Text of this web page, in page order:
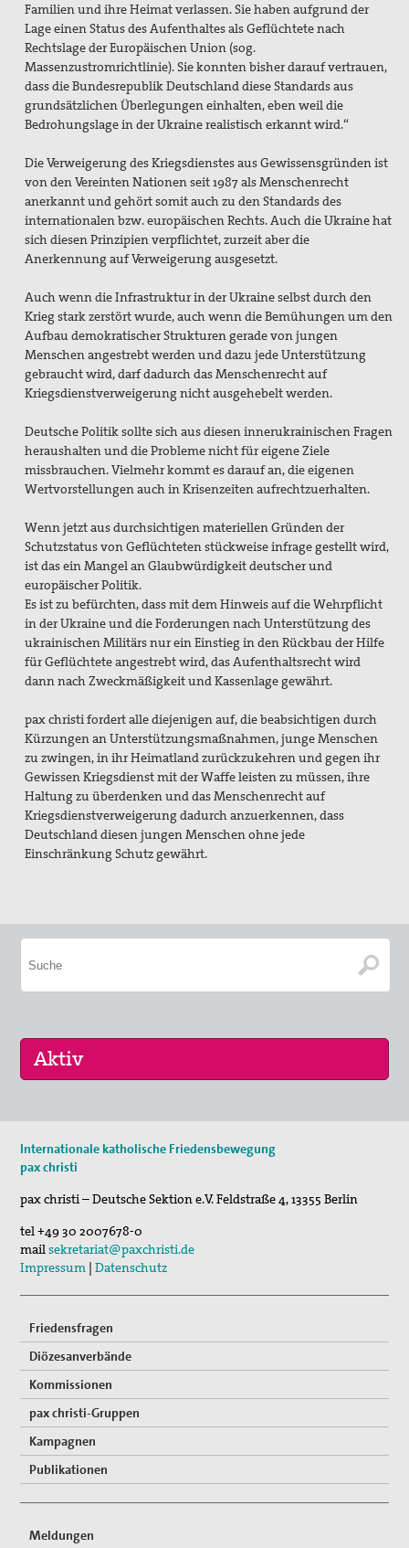
Familien und ihre Heimat verlassen. Sie haben aufgrund der
Lage einen Status des Aufenthaltes als Geflüchtete nach
Rechtslage der Europäischen Union (sog.
Massenzustromrichtlinie). Sie konnten bisher darauf vertrauen,
dass die Bundesrepublik Deutschland diese Standards aus
grundsätzlichen Überlegungen einhalten, eben weil die
Bedrohungslage in der Ukraine realistisch erkannt wird.“
Die Verweigerung des Kriegsdienstes aus Gewissensgründen ist
von den Vereinten Nationen seit 1987 als Menschenrecht
anerkannt und gehört somit auch zu den Standards des
internationalen bzw. europäischen Rechts. Auch die Ukraine hat
sich diesen Prinzipien verpflichtet, zurzeit aber die
Anerkennung auf Verweigerung ausgesetzt.
Auch wenn die Infrastruktur in der Ukraine selbst durch den
Krieg stark zerstört wurde, auch wenn die Bemühungen um den
Aufbau demokratischer Strukturen gerade von jungen
Menschen angestrebt werden und dazu jede Unterstützung
gebraucht wird, darf dadurch das Menschenrecht auf
Kriegsdienstverweigerung nicht ausgehebelt werden.
Deutsche Politik sollte sich aus diesen innerukrainischen Fragen
heraushalten und die Probleme nicht für eigene Ziele
missbrauchen. Vielmehr kommt es darauf an, die eigenen
Wertvorstellungen auch in Krisenzeiten aufrechtzuerhalten.
Wenn jetzt aus durchsichtigen materiellen Gründen der
Schutzstatus von Geflüchteten stückweise infrage gestellt wird,
ist das ein Mangel an Glaubwürdigkeit deutscher und
europäischer Politik.
Es ist zu befürchten, dass mit dem Hinweis auf die Wehrpflicht
in der Ukraine und die Forderungen nach Unterstützung des
ukrainischen Militärs nur ein Einstieg in den Rückbau der Hilfe
für Geflüchtete angestrebt wird, das Aufenthaltsrecht wird
dann nach Zweckmäßigkeit und Kassenlage gewährt.
pax christi fordert alle diejenigen auf, die beabsichtigen durch
Kürzungen an Unterstützungsmaßnahmen, junge Menschen
zu zwingen, in ihr Heimatland zurückzukehren und gegen ihr
Gewissen Kriegsdienst mit der Waffe leisten zu müssen, ihre
Haltung zu überdenken und das Menschenrecht auf
Kriegsdienstverweigerung dadurch anzuerkennen, dass
Deutschland diesen jungen Menschen ohne jede
Einschränkung Schutz gewährt.
Fahrradpilgertour 2026
St. Peter-Lindenberg: Lesungen unter den Lind…
03. Sep 2026
Mahnwache
Internationale katholische Friedensbewegung
pax christi
pax christi – Deutsche Sektion e.V.Feldstraße 4,13355 Berlin
tel+49 30 2007678-0
mailsekretariat@paxchristi.de
Impressum |Datenschutz
Friedensfragen
Diözesanverbände
Kommissionen
pax christi-Gruppen
Kampagnen
Publikationen
Meldungen